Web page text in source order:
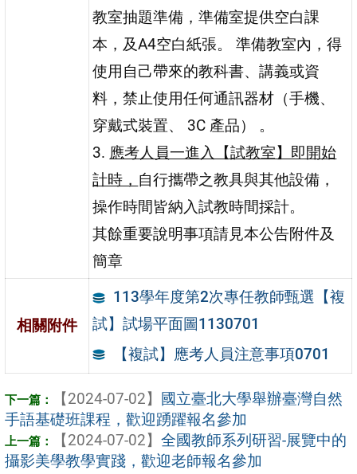
教室抽題準備，準備室提供空白課
本，及A4空白紙張。 準備教室內，得
使用自己帶來的教科書、講義或資
料，禁止使用任何通訊器材（手機、
穿戴式裝置、 3C 產品） 。
3. 應考人員一進入【試教室】即開始
計時， 自行攜帶之教具與其他設備，
操作時間皆納入試教時間採計。
其餘重要說明事項請見本公告附件及
簡章
相關附件
113學年度第2次專任教師甄選【複
試】試場平面圖1130701
【複試】應考人員注意事項0701
【2024-07-02】 國立臺北大學舉辦臺灣自然
手語基礎班課程，歡迎踴躍報名參加
【2024-07-02】 全國教師系列研習-展覽中的
攝影美學教學實踐，歡迎老師報名參加